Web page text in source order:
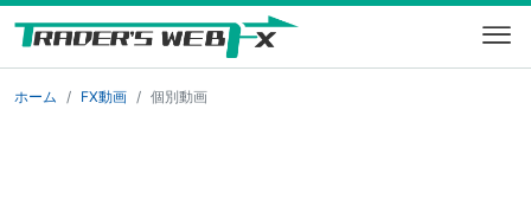
ホーム FX動画 個別動画